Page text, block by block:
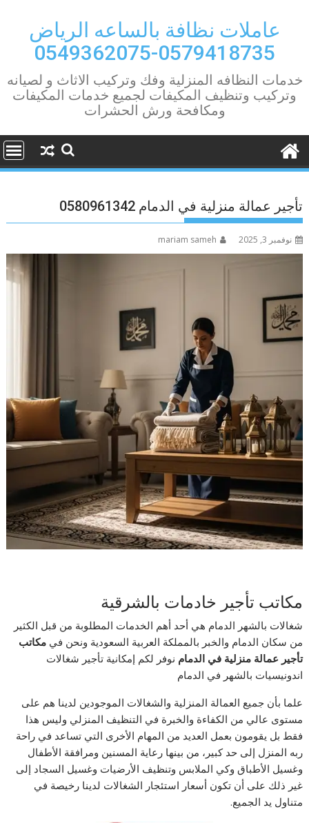
contentعاملات نظافة بالساعه الرياض
0579418735-0549362075
خدمات النظافه المنزلية وفك وتركيب الاثاث و لصيانه
وتركيب وتنظيف المكيفات لجميع خدمات المكيفات
ومكافحة ورش الحشرات
تأجير عمالة منزلية في الدمام 0580961342
نوفمبر 3, 2025 mariam sameh
مكاتب تأجير خادمات بالشرقية
شغالات بالشهر الدمام هي أحد أهم الخدمات المطلوبة من قبل الكثير
من سكان الدمام والخبر بالمملكة العربية السعودية ونحن فيمكاتب
تأجير عمالة منزلية في الدمام نوفر لكم إمكانية تأجير شغالات
اندونيسيات بالشهر في الدمام
علما بأن جميع العمالة المنزلية والشغالات الموجودين لدينا هم على
مستوى عالي من الكفاءة والخبرة في التنظيف المنزلي وليس هذا
فقط بل يقومون بعمل العديد من المهام الأخرى التي تساعد في راحة
ربه المنزل إلى حد كبير، من بينها رعاية المسنين ومرافقة الأطفال
وغسيل الأطباق وكي الملابس وتنظيف الأرضيات وغسيل السجاد إلى
غير ذلك على أن تكون أسعار استئجار الشغالات لدينا رخيصة في
متناول يد الجميع.